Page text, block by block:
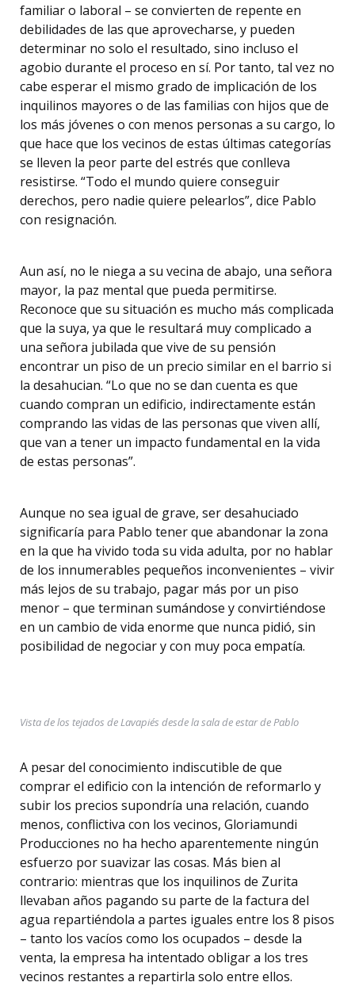
familiar o laboral – se convierten de repente en
debilidades de las que aprovecharse, y pueden
determinar no solo el resultado, sino incluso el
agobio durante el proceso en sí. Por tanto, tal vez no
cabe esperar el mismo grado de implicación de los
inquilinos mayores o de las familias con hijos que de
los más jóvenes o con menos personas a su cargo, lo
que hace que los vecinos de estas últimas categorías
se lleven la peor parte del estrés que conlleva
resistirse. “Todo el mundo quiere conseguir
derechos, pero nadie quiere pelearlos”, dice Pablo
con resignación.
Aun así, no le niega a su vecina de abajo, una señora
mayor, la paz mental que pueda permitirse.
Reconoce que su situación es mucho más complicada
que la suya, ya que le resultará muy complicado a
una señora jubilada que vive de su pensión
encontrar un piso de un precio similar en el barrio si
la desahucian. “Lo que no se dan cuenta es que
cuando compran un edificio, indirectamente están
comprando las vidas de las personas que viven allí,
que van a tener un impacto fundamental en la vida
de estas personas”.
Aunque no sea igual de grave, ser desahuciado
significaría para Pablo tener que abandonar la zona
en la que ha vivido toda su vida adulta, por no hablar
de los innumerables pequeños inconvenientes – vivir
más lejos de su trabajo, pagar más por un piso
menor – que terminan sumándose y convirtiéndose
en un cambio de vida enorme que nunca pidió, sin
posibilidad de negociar y con muy poca empatía.
Vista de los tejados de Lavapiés desde la sala de estar de Pablo
A pesar del conocimiento indiscutible de que
comprar el edificio con la intención de reformarlo y
subir los precios supondría una relación, cuando
menos, conflictiva con los vecinos, Gloriamundi
Producciones no ha hecho aparentemente ningún
esfuerzo por suavizar las cosas. Más bien al
contrario: mientras que los inquilinos de Zurita
llevaban años pagando su parte de la factura del
agua repartiéndola a partes iguales entre los 8 pisos
– tanto los vacíos como los ocupados – desde la
venta, la empresa ha intentado obligar a los tres
vecinos restantes a repartirla solo entre ellos.